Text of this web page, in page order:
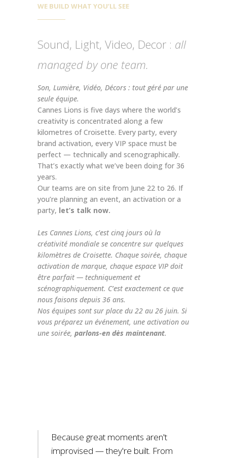
WE BUILD WHAT YOU’LL SEE
Sound, Light, Video, Decor : all
managed by one team.
Son, Lumière, Vidéo, Décors : tout géré par une
seule équipe.
Cannes Lions is five days where the world’s
creativity is concentrated along a few
kilometres of Croisette. Every party, every
brand activation, every VIP space must be
perfect — technically and scenographically.
That’s exactly what we’ve been doing for 36
years.
Our teams are on site from June 22 to 26. If
you’re planning an event, an activation or a
party, let’s talk now.
Les Cannes Lions, c’est cinq jours où la
créativité mondiale se concentre sur quelques
kilomètres de Croisette. Chaque soirée, chaque
activation de marque, chaque espace VIP doit
être parfait — techniquement et
scénographiquement. C’est exactement ce que
nous faisons depuis 36 ans.
Nos équipes sont sur place du 22 au 26 juin. Si
vous préparez un événement, une activation ou
une soirée, parlons-en dès maintenant.
Because great moments aren't
improvised — they're built. From